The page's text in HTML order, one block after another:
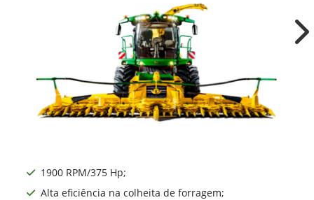
1900 RPM/375 Hp;
Alta eficiência na colheita de forragem;